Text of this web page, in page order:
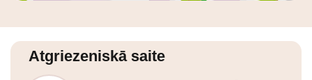
Atgriezeniskā saite